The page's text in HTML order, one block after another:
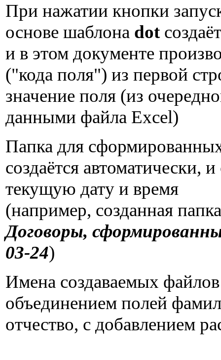
При нажатии кнопки
основе шаблона dot
и в этом документе
("кода поля") из первой
значение поля (из
данными файла Excel)
Папка для
создаётся автоматически,
текущую дату и время
(например, созданная
Договоры,
03-24)
Имена создаваемых
объединением полей
отчество, с добавлением